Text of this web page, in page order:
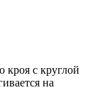
кроя с круглой
на